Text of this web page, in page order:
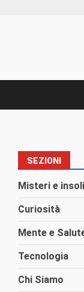
SEZIONI
Misteri e
Curiosità
Mente e
Tecnologia
Chi Siamo